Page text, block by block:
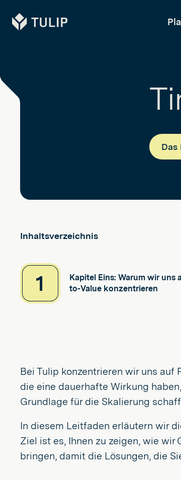
Tulip
Das
Inhaltsverzeichnis
1
Kapitel Eins: Warum wir uns
to-Value konzentrieren
Bei Tulip konzentrieren wir uns auf
die eine dauerhafte Wirkung
Grundlage für die Skalierung
In diesem Leitfaden erläutern wir
Ziel ist es, Ihnen zu zeigen, wie
bringen, damit die Lösungen, die